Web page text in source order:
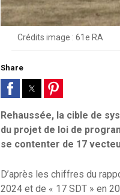
Crédits image : 61e RA
Share
Rehaussée, la cible de
du projet de loi de
se contenter de 17
D’après les chiffres du
2024 et de « 17 SDT » en